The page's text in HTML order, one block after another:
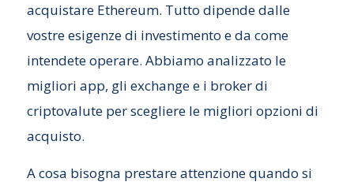
acquistare Ethereum. Tutto dipende dalle
vostre esigenze di investimento e da come
intendete operare. Abbiamo analizzato le
migliori app, gli exchange e i broker di
criptovalute per scegliere le migliori opzioni di
acquisto.
A cosa bisogna prestare attenzione quando si